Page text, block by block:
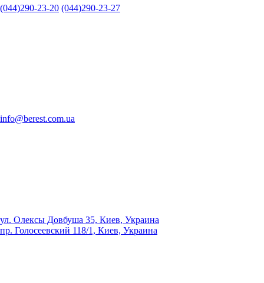
(044)290-23-20 (044)290-23-27
info@berest.com.ua
ул. Олексы Довбуша 35, Киев, Украина
пр. Голосеевский 118/1, Киев, Украина